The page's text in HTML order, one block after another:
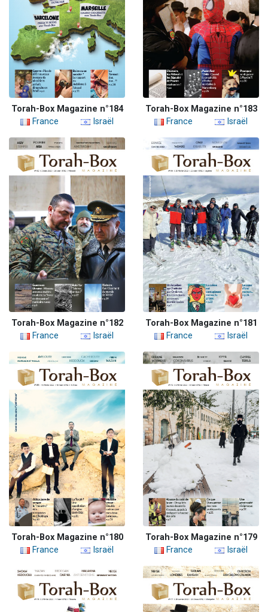
Torah-Box Magazine n°184
France
Israël
Torah-Box Magazine n°183
France
Israël
Torah-Box Magazine n°182
France
Israël
Torah-Box Magazine n°181
France
Israël
Torah-Box Magazine n°180
France
Israël
Torah-Box Magazine n°179
France
Israël